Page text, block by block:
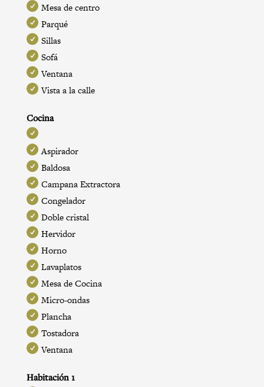
Mesa de centro
Parqué
Sillas
Sofá
Ventana
Vista a la calle
Cocina
Aspirador
Baldosa
Campana Extractora
Congelador
Doble cristal
Hervidor
Horno
Lavaplatos
Mesa de Cocina
Micro-ondas
Plancha
Tostadora
Ventana
Habitación 1